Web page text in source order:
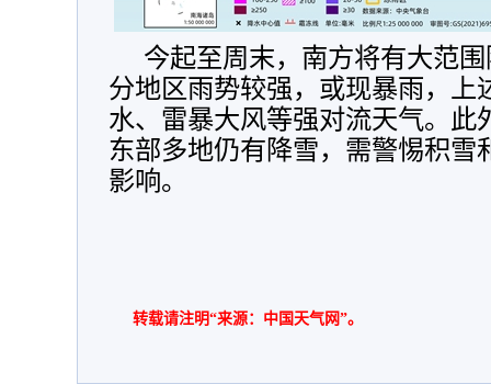
今起至周末，南方将有大范
分地区雨势较强，或现暴雨，上
水、雷暴大风等强对流天气。此
东部多地仍有降雪，需警惕积雪
影响。
转载请注明“来源：中国天气网”。